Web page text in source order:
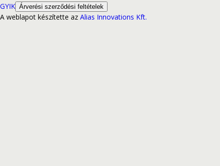
GYIK Árverési szerződési feltételek
A weblapot készítette az Alias Innovations Kft.